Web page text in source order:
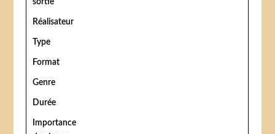
sortie
Réalisateur
Type
Format
Genre
Durée
Importance